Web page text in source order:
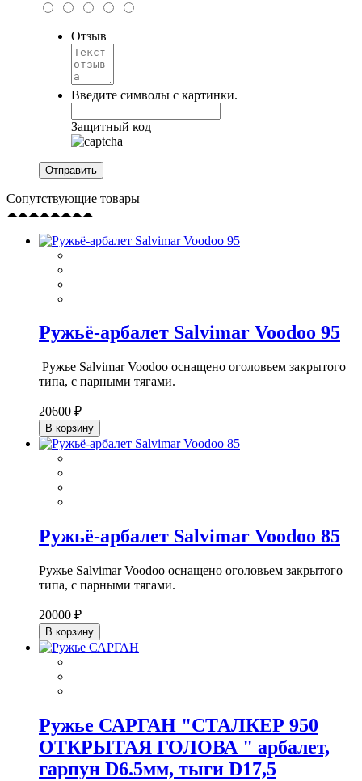
Отзыв
Введите символы с картинки.
Защитный код
Сопутствующие товары
Ружьё-арбалет Salvimar Voodoo 95
Ружье Salvimar Voodoo оснащено оголовьем закрытого
типа, с парными тягами.
20600 ₽
В корзину
Ружьё-арбалет Salvimar Voodoo 85
Ружье Salvimar Voodoo оснащено оголовьем закрытого
типа, с парными тягами.
20000 ₽
В корзину
Ружье САРГАН "СТАЛКЕР 950
ОТКРЫТАЯ ГОЛОВА " арбалет,
гарпун D6.5мм, тыги D17,5